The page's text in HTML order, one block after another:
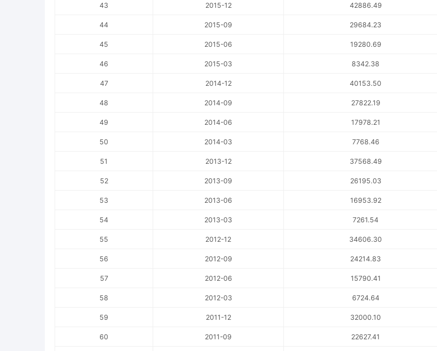
43 2015-12 42886.49
44 2015-09 29684.23
45 2015-06 19280.69
46 2015-03 8342.38
47 2014-12 40153.50
48 2014-09 27822.19
49 2014-06 17978.21
50 2014-03 7768.46
51 2013-12 37568.49
52 2013-09 26195.03
53 2013-06 16953.92
54 2013-03 7261.54
55 2012-12 34606.30
56 2012-09 24214.83
57 2012-06 15790.41
58 2012-03 6724.64
59 2011-12 32000.10
60 2011-09 22627.41